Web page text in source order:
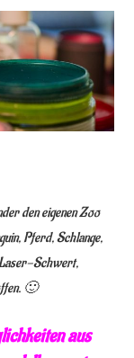
den eigenen Zoo
Pferd, Schlange,
Schwert,
🙂
aus